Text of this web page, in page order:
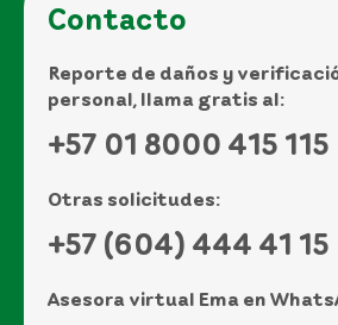
Contacto
Reporte de daños y
personal, llama gratis al:
+57 01 8000 415 115
Otras solicitudes:
+57 (604) 444 41 15
Asesora virtual Ema en